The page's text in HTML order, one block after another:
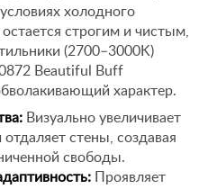
холодного
строгим и чистым,
(2700–3000K)
Beautiful Buff
характер.
Визуально увеличивает
стены, создавая
свободы.
Проявляет